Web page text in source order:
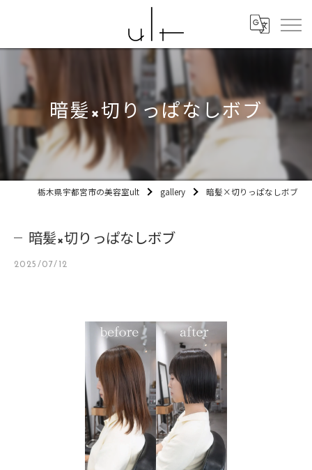
暗髪×切りっぱなしボブ
栃木県宇都宮市の美容室ult gallery 暗髪×切りっぱなしボブ
暗髪×切りっぱなしボブ
2025/07/12